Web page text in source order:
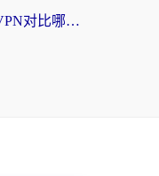
Malus VPN好用吗？和西游VPN对比哪个回国效果更好？海外党亲测后的真实选择